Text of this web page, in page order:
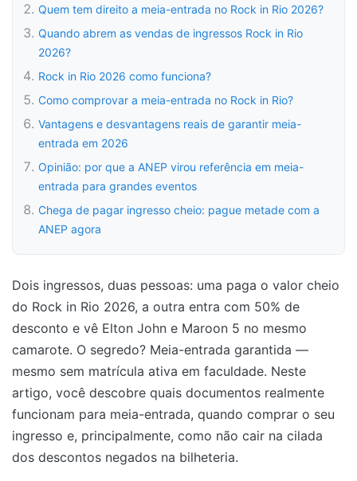
Quem tem direito a meia-entrada no Rock in Rio 2026?
Quando abrem as vendas de ingressos Rock in Rio
2026?
Rock in Rio 2026 como funciona?
Como comprovar a meia-entrada no Rock in Rio?
Vantagens e desvantagens reais de garantir meia-
entrada em 2026
Opinião: por que a ANEP virou referência em meia-
entrada para grandes eventos
Chega de pagar ingresso cheio: pague metade com a
ANEP agora
Dois ingressos, duas pessoas: uma paga o valor cheio
do Rock in Rio 2026, a outra entra com 50% de
desconto e vê Elton John e Maroon 5 no mesmo
camarote. O segredo? Meia-entrada garantida —
mesmo sem matrícula ativa em faculdade. Neste
artigo, você descobre quais documentos realmente
funcionam para meia-entrada, quando comprar o seu
ingresso e, principalmente, como não cair na cilada
dos descontos negados na bilheteria.